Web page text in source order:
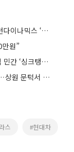
목줄 잡고 개 산책시키는 ‘로봇개’…보스턴다이나믹스 ‘스팟’, 제미나이 탑재
만원”
보스턴다이나믹스, 美 로보틱스 전략 수립 민간 ‘싱크탱크’ 참여
美 클래리티 법안 연내 통과 가능성 13%…상원 문턱서 제동
스 #현대차